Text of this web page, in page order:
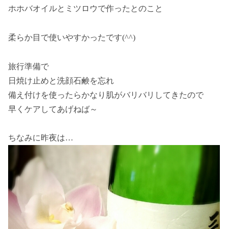
ホホバオイルとミツロウで作ったとのこと
柔らか目で使いやすかったです(^^)
旅行準備で
日焼け止めと洗顔石鹸を忘れ
備え付けを使ったらかなり肌がバリバリしてきたので
早くケアしてあげねば～
ちなみに昨夜は…